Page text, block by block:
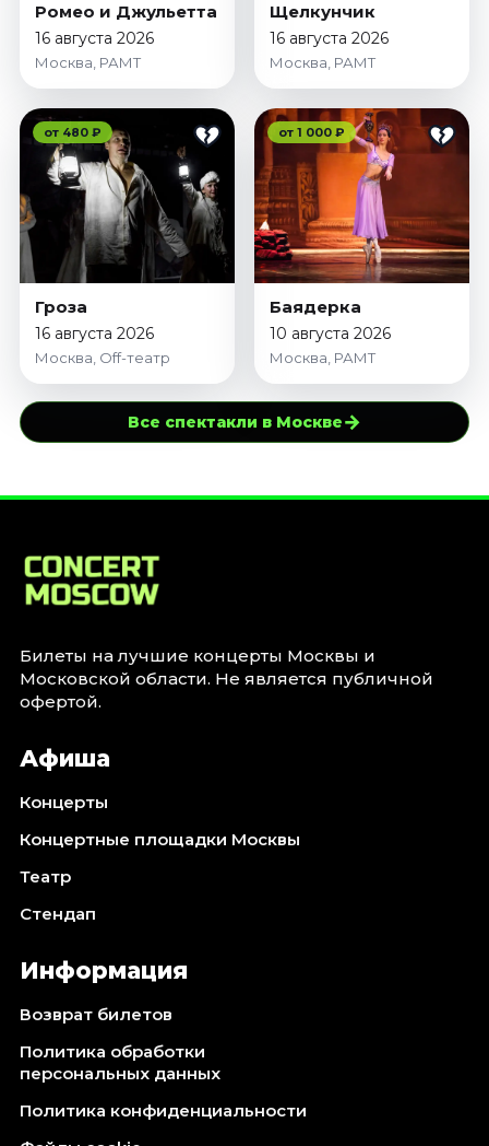
Ромео и Джульетта
16 августа 2026
Москва, РАМТ
Щелкунчик
16 августа 2026
Москва, РАМТ
от 480 ₽
Гроза
16 августа 2026
Москва, Off-театр
от 1 000 ₽
Баядерка
10 августа 2026
Москва, РАМТ
Все спектакли в Москве→
Билеты на лучшие концерты Москвы и
Московской области. Не является публичной
офертой.
Афиша
Концерты
Концертные площадки Москвы
Театр
Стендап
Информация
Возврат билетов
Политика обработки
персональных данных
Политика конфиденциальности